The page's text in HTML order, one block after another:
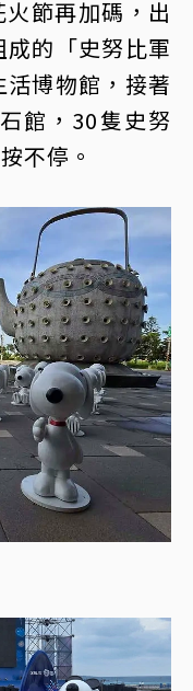
節再加碼，出
的「史努比軍
博物館，接著
館，30隻史努
不停。